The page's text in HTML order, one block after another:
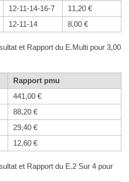
12-11-14-16-7
11,20 €
12-11-14 8,00 €
et Rapport du E.Multi pour 3,00
Rapport pmu
441,00 €
88,20 €
29,40 €
12,60 €
et Rapport du E.2 Sur 4 pour